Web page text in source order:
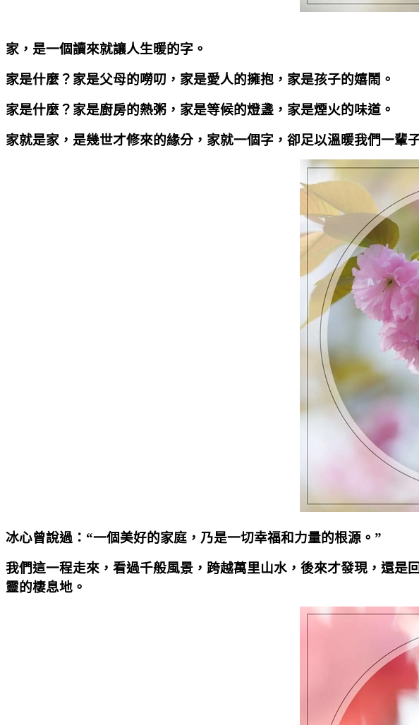
家，是一個讀來就讓人生暖的字。
家是什麼？家是父母的嘮叨，家是愛人的擁抱，家是孩子的嬉鬧。
家是什麼？家是廚房的熱粥，家是等候的燈盞，家是煙火的味道。
家就是家，是幾世才修來的緣分，家就一個字，卻足以溫暖我們一輩
冰心曾說過：“一個美好的家庭，乃是一切幸福和力量的根源。”
我們這一程走來，看過千般風景，跨越萬里山水，後來才發現，還
靈的棲息地。